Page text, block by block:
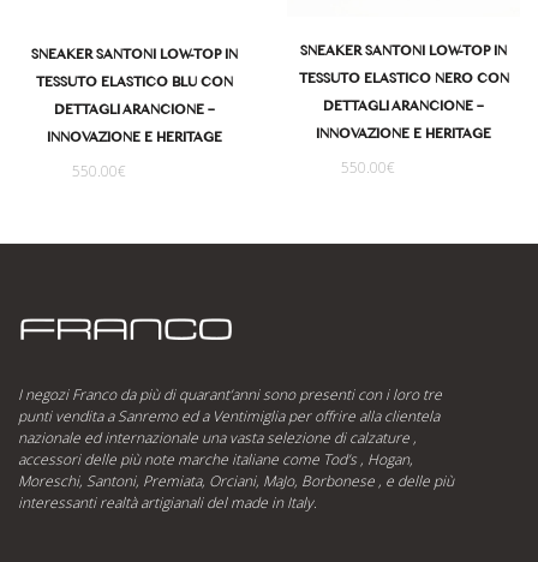
SNEAKER SANTONI LOW-TOP IN
TESSUTO ELASTICO BLU CON
DETTAGLI ARANCIONE –
INNOVAZIONE E HERITAGE
550.00€
SNEAKER SANTONI LOW-TOP IN
TESSUTO ELASTICO NERO CON
DETTAGLI ARANCIONE –
INNOVAZIONE E HERITAGE
550.00€
I negozi Franco da più di quarant’anni sono presenti con i loro tre
punti vendita a Sanremo ed a Ventimiglia per offrire alla clientela
nazionale ed internazionale una vasta selezione di calzature ,
accessori delle più note marche italiane come Tod’s , Hogan,
Moreschi, Santoni, Premiata, Orciani, MaJo, Borbonese , e delle più
interessanti realtà artigianali del made in Italy.